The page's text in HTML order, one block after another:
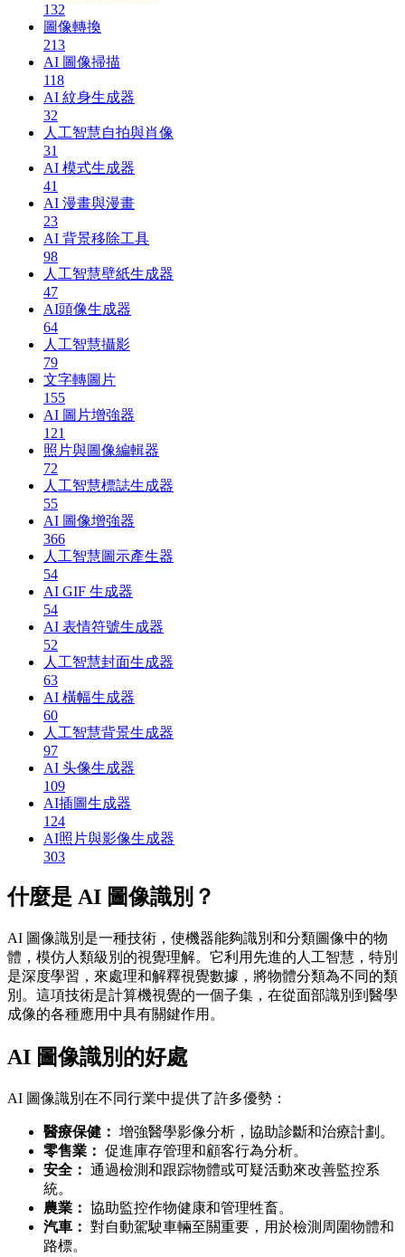
132
圖像轉換
213
AI 圖像掃描
118
AI 紋身生成器
32
人工智慧自拍與肖像
31
AI 模式生成器
41
AI 漫畫與漫畫
23
AI 背景移除工具
98
人工智慧壁紙生成器
47
AI頭像生成器
64
人工智慧攝影
79
文字轉圖片
155
AI 圖片增強器
121
照片與圖像編輯器
72
人工智慧標誌生成器
55
AI 圖像增強器
366
人工智慧圖示產生器
54
AI GIF 生成器
54
AI 表情符號生成器
52
人工智慧封面生成器
63
AI 橫幅生成器
60
人工智慧背景生成器
97
AI 头像生成器
109
AI插圖生成器
124
AI照片與影像生成器
303
什麼是 AI 圖像識別？
AI 圖像識別是一種技術，使機器能夠識別和分類圖像中的物
體，模仿人類級別的視覺理解。它利用先進的人工智慧，特別
是深度學習，來處理和解釋視覺數據，將物體分類為不同的類
別。這項技術是計算機視覺的一個子集，在從面部識別到醫學
成像的各種應用中具有關鍵作用。
AI 圖像識別的好處
AI 圖像識別在不同行業中提供了許多優勢：
醫療保健： 增強醫學影像分析，協助診斷和治療計劃。
零售業： 促進庫存管理和顧客行為分析。
安全： 通過檢測和跟踪物體或可疑活動來改善監控系
統。
農業： 協助監控作物健康和管理牲畜。
汽車： 對自動駕駛車輛至關重要，用於檢測周圍物體和
路標。